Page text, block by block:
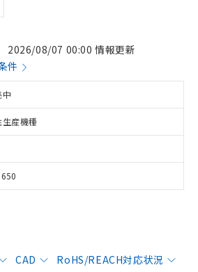
2026/08/07 00:00 情報更新
件
中
生産機種
CAD
RoHS/REACH対応状況